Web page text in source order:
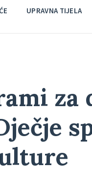
UPRAVNA TIJELA
za